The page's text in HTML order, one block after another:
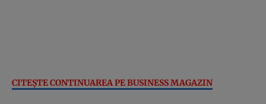
CITEŞTE CONTINUAREA PE BUSINESS MAGAZIN